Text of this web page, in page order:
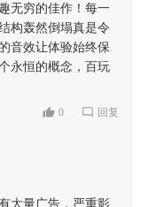
无穷的佳作！每一
构轰然倒塌真是令
音效让体验始终保
永恒的概念，百玩
0 回复
大量广告，严重影